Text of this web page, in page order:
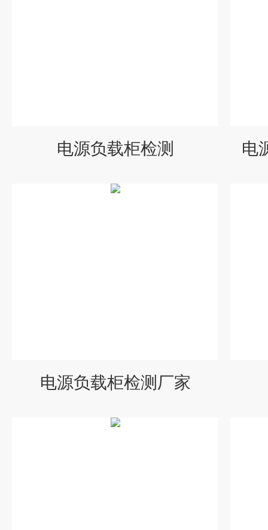
电源负载柜检测 电
电源负载柜检测厂家